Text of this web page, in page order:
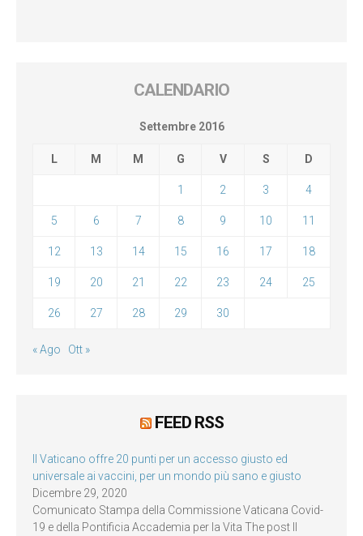
CALENDARIO
Settembre 2016
L M M G V S D
1 2 3 4
5 6 7 8 9 10 11
12 13 14 15 16 17 18
19 20 21 22 23 24 25
26 27 28 29 30
« Ago Ott »
FEED RSS
Il Vaticano offre 20 punti per un accesso giusto ed
universale ai vaccini, per un mondo più sano e giusto
Dicembre 29, 2020
Comunicato Stampa della Commissione Vaticana Covid-
19 e della Pontificia Accademia per la Vita The post Il